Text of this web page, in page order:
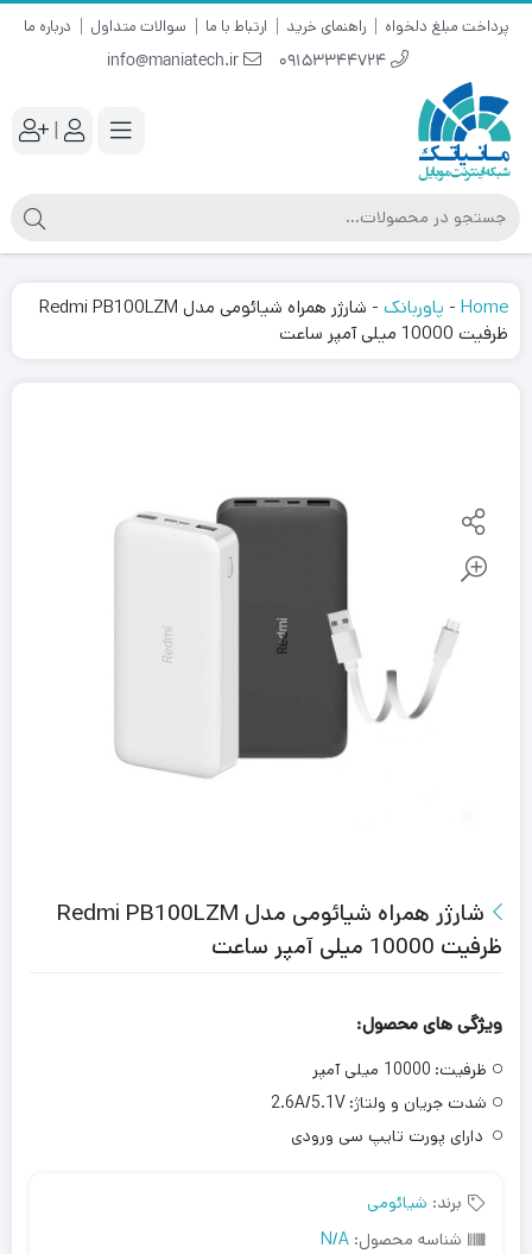
پرداخت مبلغ دلخواه راهنمای خرید ارتباط با ما سوالات متداول درباره ما
09153344724
info@maniatech.ir
|
Home
- پاوربانک -
شارژر همراه شیائومی مدل Redmi PB100LZM
ظرفیت 10000 میلی آمپر ساعت
شارژر همراه شیائومی مدل Redmi PB100LZM
ظرفیت 10000 میلی آمپر ساعت
ویژگی های محصول:
ظرفیت: 10000 میلی آمپر
شدت جریان و ولتاژ: 2.6A/5.1V
دارای پورت تایپ سی ورودی
برند: شیائومی
شناسه محصول: N/A